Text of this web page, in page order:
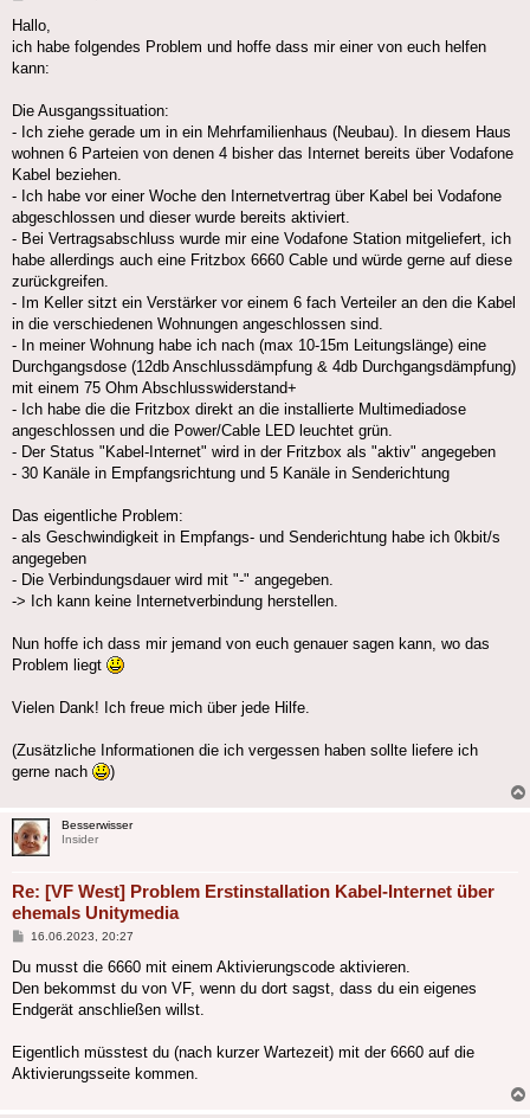
Hallo,
ich habe folgendes Problem und hoffe dass mir einer von euch helfen
kann:
Die Ausgangssituation:
- Ich ziehe gerade um in ein Mehrfamilienhaus (Neubau). In diesem Haus
wohnen 6 Parteien von denen 4 bisher das Internet bereits über Vodafone
Kabel beziehen.
- Ich habe vor einer Woche den Internetvertrag über Kabel bei Vodafone
abgeschlossen und dieser wurde bereits aktiviert.
- Bei Vertragsabschluss wurde mir eine Vodafone Station mitgeliefert, ich
habe allerdings auch eine Fritzbox 6660 Cable und würde gerne auf diese
zurückgreifen.
- Im Keller sitzt ein Verstärker vor einem 6 fach Verteiler an den die Kabel
in die verschiedenen Wohnungen angeschlossen sind.
- In meiner Wohnung habe ich nach (max 10-15m Leitungslänge) eine
Durchgangsdose (12db Anschlussdämpfung & 4db Durchgangsdämpfung)
mit einem 75 Ohm Abschlusswiderstand+
- Ich habe die die Fritzbox direkt an die installierte Multimediadose
angeschlossen und die Power/Cable LED leuchtet grün.
- Der Status "Kabel-Internet" wird in der Fritzbox als "aktiv" angegeben
- 30 Kanäle in Empfangsrichtung und 5 Kanäle in Senderichtung
Das eigentliche Problem:
- als Geschwindigkeit in Empfangs- und Senderichtung habe ich 0kbit/s
angegeben
- Die Verbindungsdauer wird mit "-" angegeben.
-> Ich kann keine Internetverbindung herstellen.
Nun hoffe ich dass mir jemand von euch genauer sagen kann, wo das
Problem liegt
Vielen Dank! Ich freue mich über jede Hilfe.
(Zusätzliche Informationen die ich vergessen haben sollte liefere ich
gerne nach
)
Besserwisser
Insider
Re: [VF West] Problem Erstinstallation Kabel-Internet über
ehemals Unitymedia
Beitrag
16.06.2023, 20:27
Du musst die 6660 mit einem Aktivierungscode aktivieren.
Den bekommst du von VF, wenn du dort sagst, dass du ein eigenes
Endgerät anschließen willst.
Eigentlich müsstest du (nach kurzer Wartezeit) mit der 6660 auf die
Aktivierungsseite kommen.